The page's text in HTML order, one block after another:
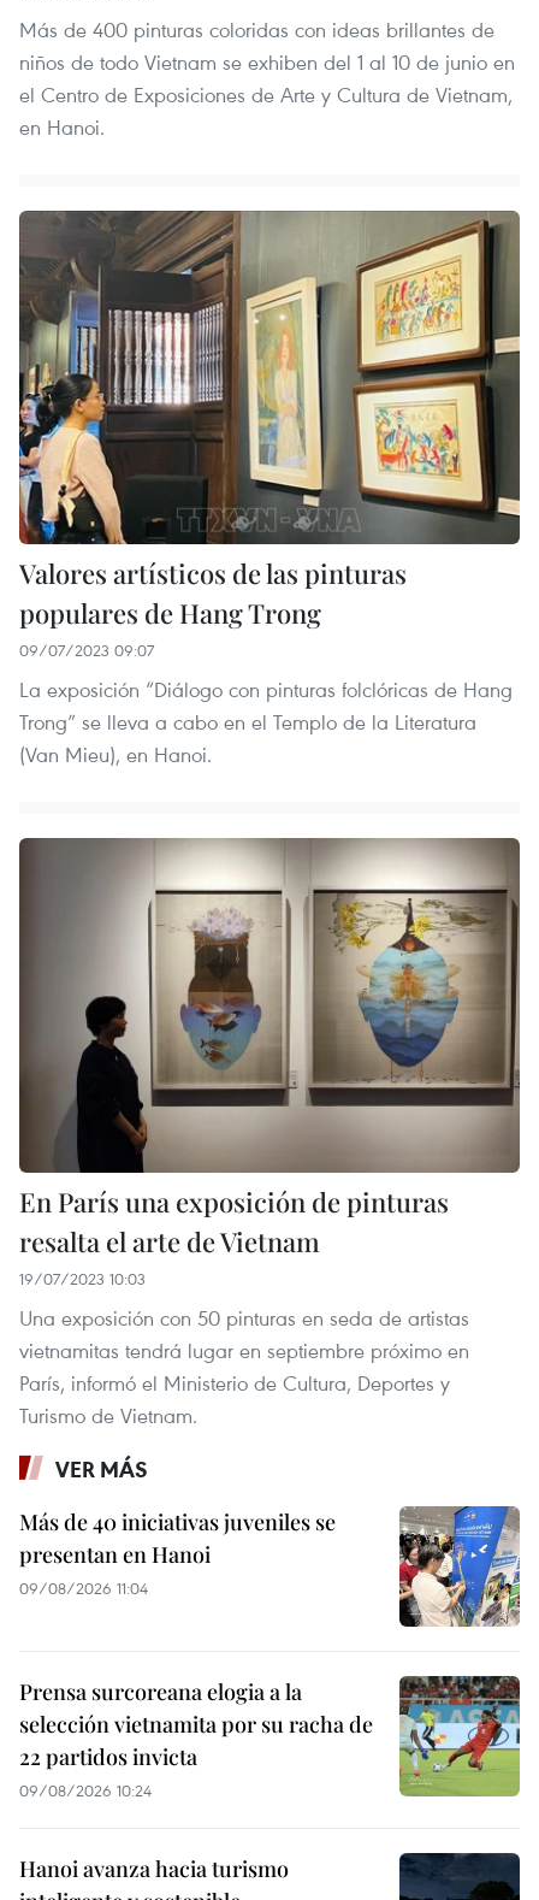
Más de 400 pinturas coloridas con ideas brillantes de
niños de todo Vietnam se exhiben del 1 al 10 de junio en
el Centro de Exposiciones de Arte y Cultura de Vietnam,
en Hanoi.
Valores artísticos de las pinturas
populares de Hang Trong
09/07/2023 09:07
La exposición “Diálogo con pinturas folclóricas de Hang
Trong” se lleva a cabo en el Templo de la Literatura
(Van Mieu), en Hanoi.
En París una exposición de pinturas
resalta el arte de Vietnam
19/07/2023 10:03
Una exposición con 50 pinturas en seda de artistas
vietnamitas tendrá lugar en septiembre próximo en
París, informó el Ministerio de Cultura, Deportes y
Turismo de Vietnam.
VER MÁS
Más de 40 iniciativas juveniles se
presentan en Hanoi
09/08/2026 11:04
Prensa surcoreana elogia a la
selección vietnamita por su racha de
22 partidos invicta
09/08/2026 10:24
Hanoi avanza hacia turismo